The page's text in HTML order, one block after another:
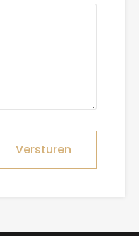
Versturen